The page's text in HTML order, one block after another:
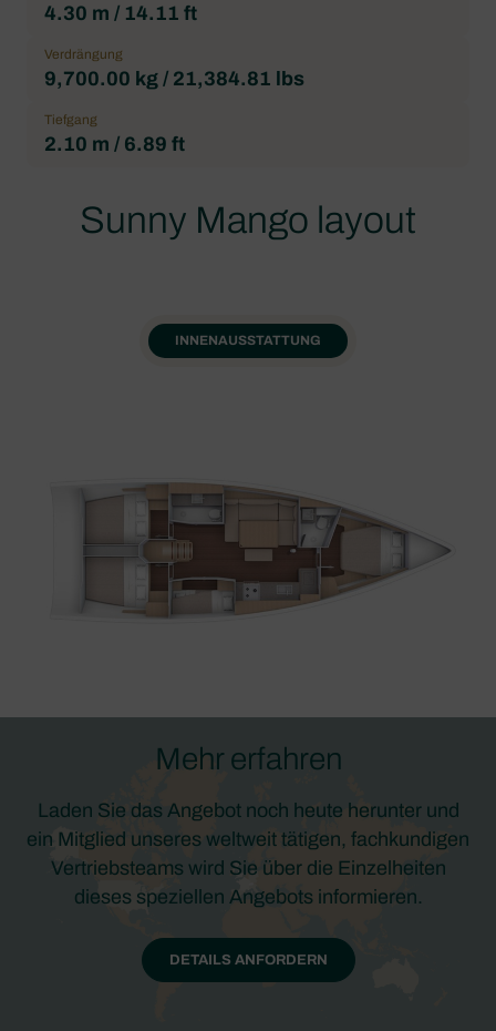
4.30 m / 14.11 ft
Verdrängung
9,700.00 kg / 21,384.81 lbs
Tiefgang
2.10 m / 6.89 ft
Sunny Mango layout
INNENAUSSTATTUNG
Mehr erfahren
Laden Sie das Angebot noch heute herunter und
ein Mitglied unseres weltweit tätigen, fachkundigen
Vertriebsteams wird Sie über die Einzelheiten
dieses speziellen Angebots informieren.
DETAILS ANFORDERN